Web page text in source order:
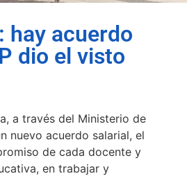
hay acuerdo
dio el visto
a través del Ministerio de
nuevo acuerdo salarial, el
de cada docente y
en trabajar y